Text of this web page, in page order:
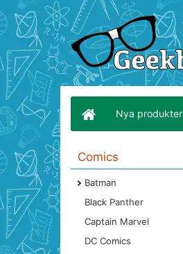
Nya produkter
Comics
Batman
Black Panther
Captain Marvel
DC Comics